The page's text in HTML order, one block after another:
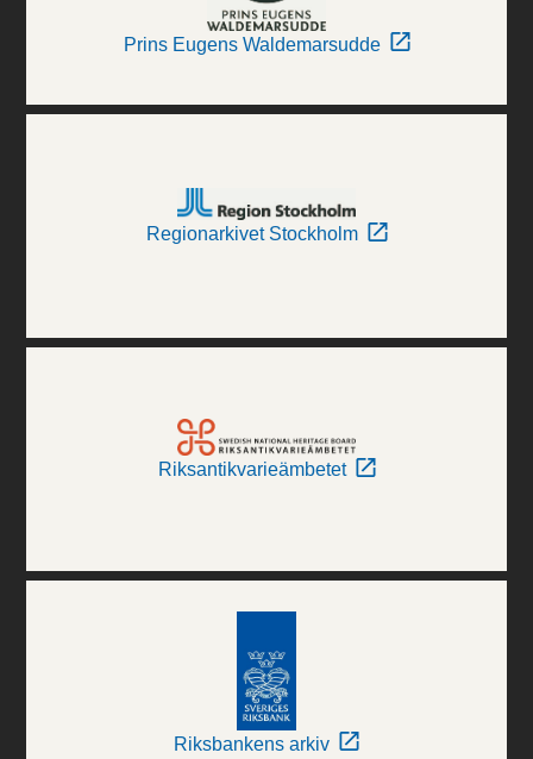
Prins Eugens Waldemarsudde
Regionarkivet Stockholm
Riksantikvarieämbetet
Riksbankens arkiv